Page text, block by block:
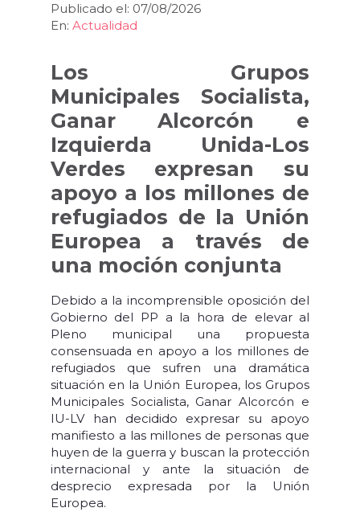
Publicado el: 07/08/2026
En: Actualidad
Los Grupos
Municipales Socialista,
Ganar Alcorcón e
Izquierda Unida-Los
Verdes expresan su
apoyo a los millones de
refugiados de la Unión
Europea a través de
una moción conjunta
Debido a la incomprensible oposición del
Gobierno del PP a la hora de elevar al
Pleno municipal una propuesta
consensuada en apoyo a los millones de
refugiados que sufren una dramática
situación en la Unión Europea, los Grupos
Municipales Socialista, Ganar Alcorcón e
IU-LV han decidido expresar su apoyo
manifiesto a las millones de personas que
huyen de la guerra y buscan la protección
internacional y ante la situación de
desprecio expresada por la Unión
Europea.